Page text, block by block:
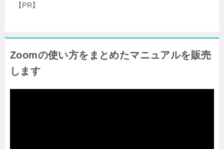
【PR】
Zoomの使い方をまとめたマニュアルを販売
します